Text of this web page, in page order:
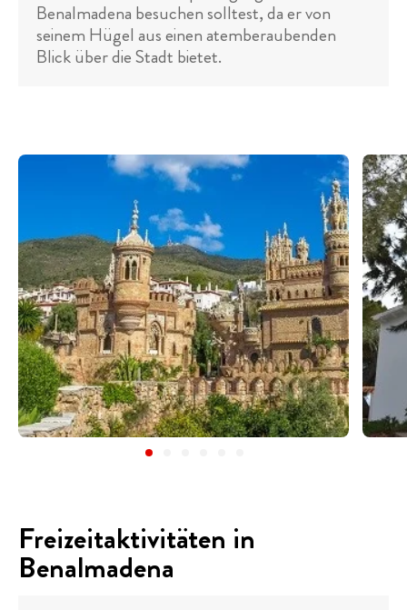
Benalmadena besuchen solltest, da er von
seinem Hügel aus einen atemberaubenden
Blick über die Stadt bietet.
Freizeitaktivitäten in
Benalmadena